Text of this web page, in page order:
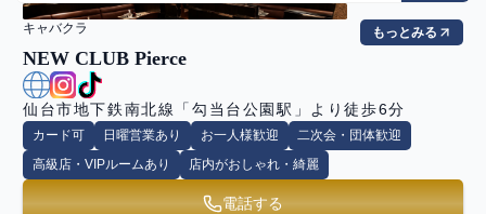
キャバクラ もっとみる
NEW CLUB Pierce
仙台市地下鉄南北線「勾当台公園駅」より徒歩6分
カード可 日曜営業あり お一人様歓迎
二次会・団体歓迎
高級店・VIPルームあり
店内がおしゃれ・綺麗
電話する